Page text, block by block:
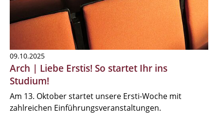
09.10.2025
Arch | Liebe Erstis! So startet Ihr ins
Studium!
Am 13. Oktober startet unsere Ersti-Woche mit
zahlreichen Einführungsveranstaltungen.